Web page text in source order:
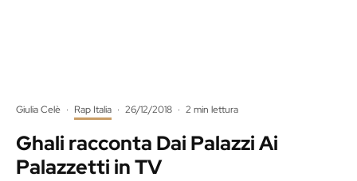
Giulia Celè · Rap Italia · 26/12/2018 · 2 min lettura
Ghali racconta Dai Palazzi Ai
Palazzetti in TV